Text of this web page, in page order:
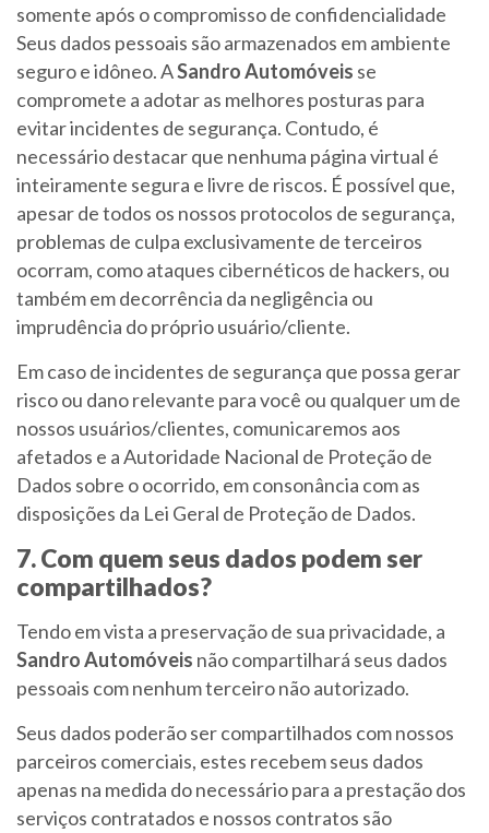
somente após o compromisso de confidencialidade
Seus dados pessoais são armazenados em ambiente
seguro e idôneo. ASandro Automóveis se
compromete a adotar as melhores posturas para
evitar incidentes de segurança. Contudo, é
necessário destacar que nenhuma página virtual é
inteiramente segura e livre de riscos. É possível que,
apesar de todos os nossos protocolos de segurança,
problemas de culpa exclusivamente de terceiros
ocorram, como ataques cibernéticos de hackers, ou
também em decorrência da negligência ou
imprudência do próprio usuário/cliente.
Em caso de incidentes de segurança que possa gerar
risco ou dano relevante para você ou qualquer um de
nossos usuários/clientes, comunicaremos aos
afetados e a Autoridade Nacional de Proteção de
Dados sobre o ocorrido, em consonância com as
disposições da Lei Geral de Proteção de Dados.
7. Com quem seus dados podem ser
compartilhados?
Tendo em vista a preservação de sua privacidade, a
Sandro Automóveis não compartilhará seus dados
pessoais com nenhum terceiro não autorizado.
Seus dados poderão ser compartilhados com nossos
parceiros comerciais, estes recebem seus dados
apenas na medida do necessário para a prestação dos
serviços contratados e nossos contratos são